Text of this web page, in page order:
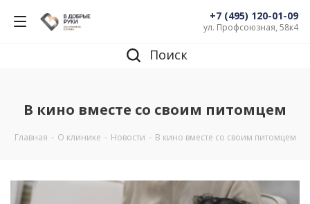
+7 (495) 120-01-09
ул. Профсоюзная, 58к4
Поиск
В кино вместе со своим питомцем
Главная - О клинике - Новости - В кино вместе со своим питомцем